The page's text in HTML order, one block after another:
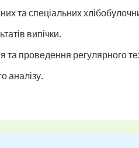
та спеціальних
випічки.
проведення регулярного
аналізу.